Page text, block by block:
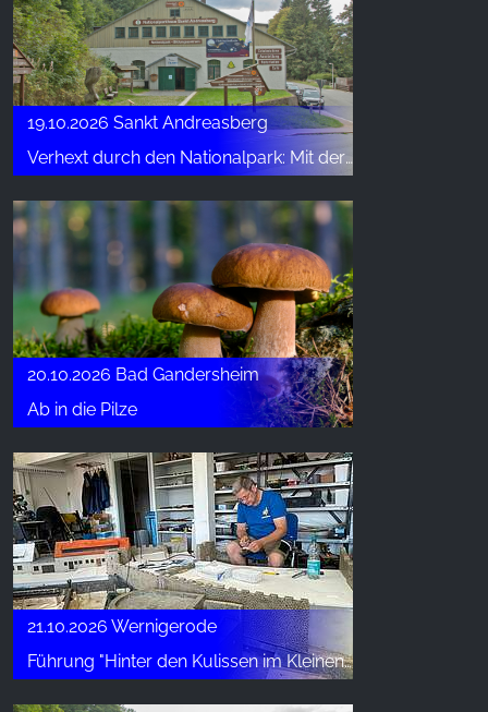
19.10.2026 Sankt Andreasberg
Verhext durch den Nationalpark: Mit der Nationalparkhaushexe die sagenumwobene Bergwildnis kennenlernen
20.10.2026 Bad Gandersheim
Ab in die Pilze
21.10.2026 Wernigerode
Führung "Hinter den Kulissen im Kleinen Harz" (5)